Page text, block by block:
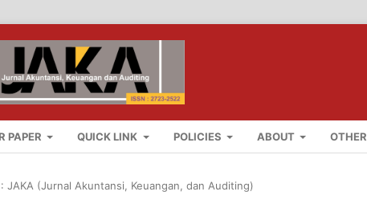
PAPER QUICK LINK POLICIES ABOUT OTHER
JAKA (Jurnal Akuntansi, Keuangan, dan Auditing)